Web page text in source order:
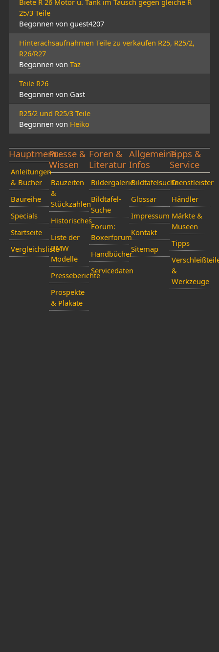
Biete R 26 Motor u. Tank im Tausch gegen gleiche R
25/3 Teile
Begonnen von guest4207
Hinterachsaufnahmen Teile zu verkaufen R25, R25/2,
R26/R27
Begonnen von Taz
Teile R26
Begonnen von Gast
R25/2 und R25/3 Teile
Begonnen von Heiko
Hauptmenü
Anleitungen
& Bücher
Baureihe
Specials
Startseite
Vergleichsliste
Presse &
Wissen
Bauzeiten
&
Stückzahlen
Historisches
Liste der
BMW
Modelle
Presseberichte
Prospekte
& Plakate
Foren &
Literatur
Bildergalerie
Bildtafel-
Suche
Forum:
Boxerforum
Handbücher
Servicedaten
Allgemeine
Infos
Bildtafelsuche
Glossar
Impressum
Kontakt
Sitemap
Tipps &
Service
Dienstleister
Händler
Märkte &
Museen
Tipps
&
Werkzeuge